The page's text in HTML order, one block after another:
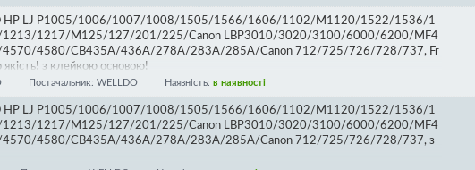
HP LJ P1005/1006/1007/1008/1505/1566/1606/1102/M1120/1522/1536/1
1217/M125/127/201/225/Canon LBP3010/3020/3100/6000/6200/MF4
4580/CB435A/436A/278A/283A/285A/Canon 712/725/726/728/737, Fr
з клейкою основою!
Постачальник: WELLDO Наявність: в наявності
HP LJ P1005/1006/1007/1008/1505/1566/1606/1102/M1120/1522/1536/1
1217/M125/127/201/225/Canon LBP3010/3020/3100/6000/6200/MF4
4580/CB435A/436A/278A/283A/285A/Canon 712/725/726/728/737, з